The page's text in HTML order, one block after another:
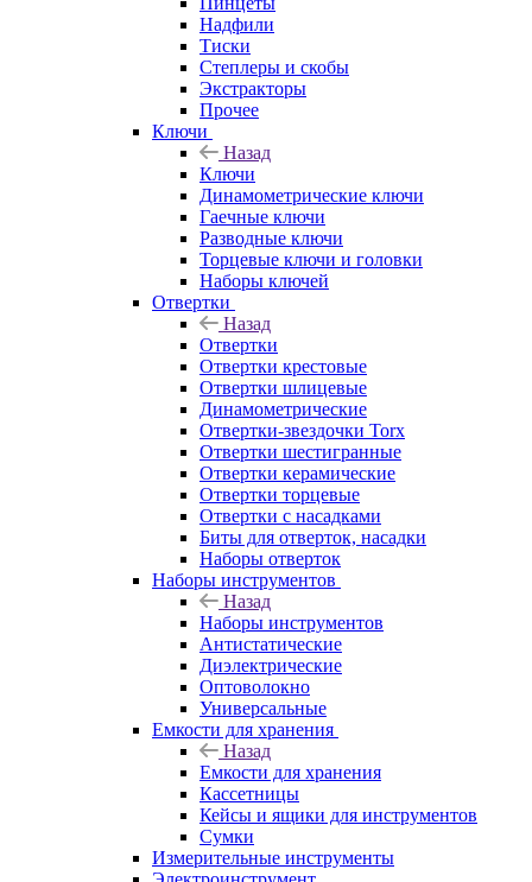
Надфили
Тиски
Степлеры и скобы
Экстракторы
Прочее
Ключи
Назад
Ключи
Динамометрические ключи
Гаечные ключи
Разводные ключи
Торцевые ключи и головки
Наборы ключей
Отвертки
Назад
Отвертки
Отвертки крестовые
Отвертки шлицевые
Динамометрические
Отвертки-звездочки Torx
Отвертки шестигранные
Отвертки керамические
Отвертки торцевые
Отвертки с насадками
Биты для отверток, насадки
Наборы отверток
Наборы инструментов
Назад
Наборы инструментов
Антистатические
Диэлектрические
Оптоволокно
Универсальные
Емкости для хранения
Назад
Емкости для хранения
Кассетницы
Кейсы и ящики для инструментов
Сумки
Измерительные инструменты